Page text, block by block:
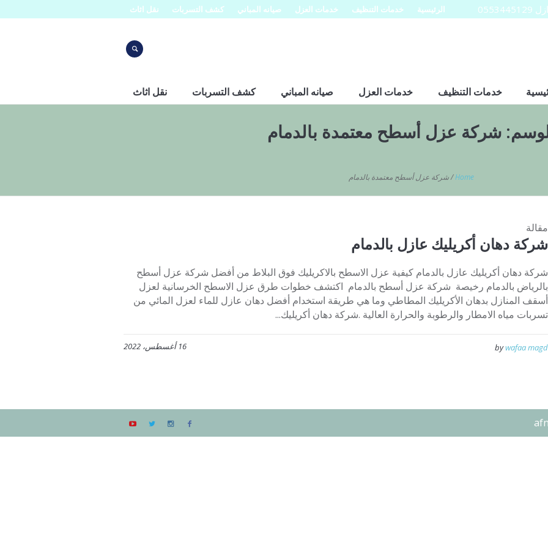
الرئيسية خدمات التنظيف خدمات العزل صيانه المباني كشف التسربات نقل اثاث
خدمات التنظيف خدمات العزل صيانه المباني كشف التسربات نقل اثاث
شركة عزل أسطح معتمدة بالدمام
Home
/شركة عزل أسطح معتمدة بالدمام
مقالة
شركة دهان أكريليك عازل بالدمام
شركة دهان أكريليك عازل بالدمام كيفية عزل الاسطح بالاكريليك فوق البلاط من أفضل شركة عزل أسطح
بالرياض بالدمام رخيصة شركة عزل أسطح بالدمام اكتشف خطوات طرق عزل الاسطح الخرسانية لعزل
أسقف المنازل بدهان الأكريليك المطاطي وما هي طريقة استخدام أفضل دهان عازل للماء لعزل المائي من
تسربات مياه الامطار والرطوبة والحرارة العالية .شركة دهان أكريليك...
16 أغسطس، 2022 bywafaa magd